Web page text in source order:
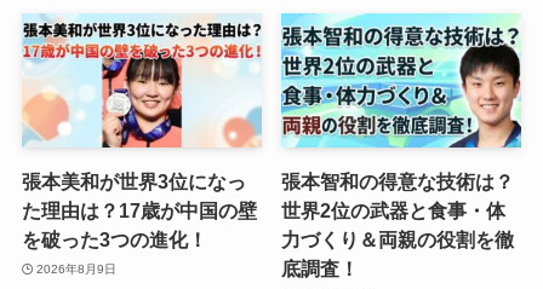
張本美和が世界3位になっ
た理由は？17歳が中国の壁
を破った3つの進化！
2026年8月9日
張本智和の得意な技術は？
世界2位の武器と食事・体
力づくり＆両親の役割を徹
底調査！